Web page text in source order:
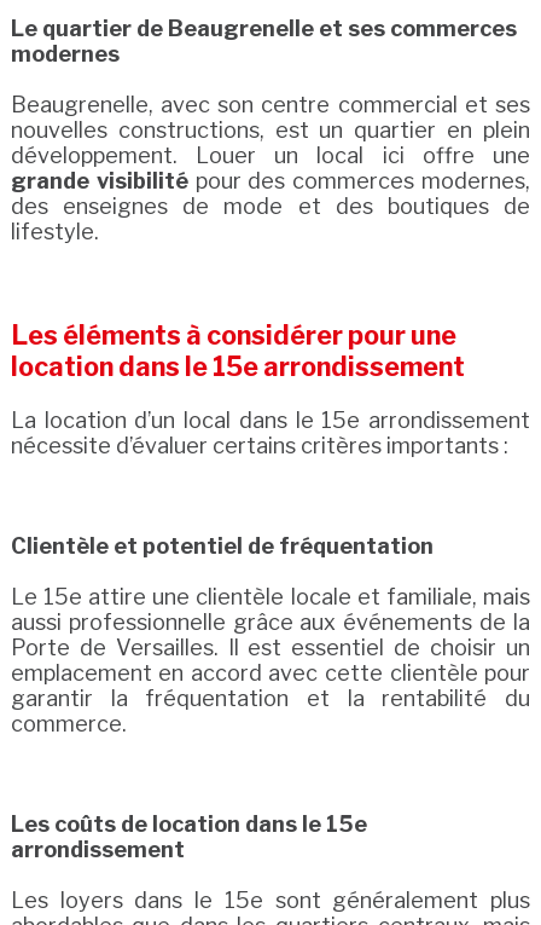
Le quartier de Beaugrenelle et ses commerces
modernes
Beaugrenelle, avec son centre commercial et ses
nouvelles constructions, est un quartier en plein
développement. Louer un local ici offre une
grande visibilitépour des commerces modernes,
des enseignes de mode et des boutiques de
lifestyle.
Les éléments à considérer pour une
location dans le 15e arrondissement
La location d’un local dans le 15e arrondissement
nécessite d’évaluer certains critères importants :
Clientèle et potentiel de fréquentation
Le 15e attire une clientèle locale et familiale, mais
aussi professionnelle grâce aux événements de la
Porte de Versailles. Il est essentiel de choisir un
emplacement en accord avec cette clientèle pour
garantir la fréquentation et la rentabilité du
commerce.
Les coûts de location dans le 15e
arrondissement
Les loyers dans le 15e sont généralement plus